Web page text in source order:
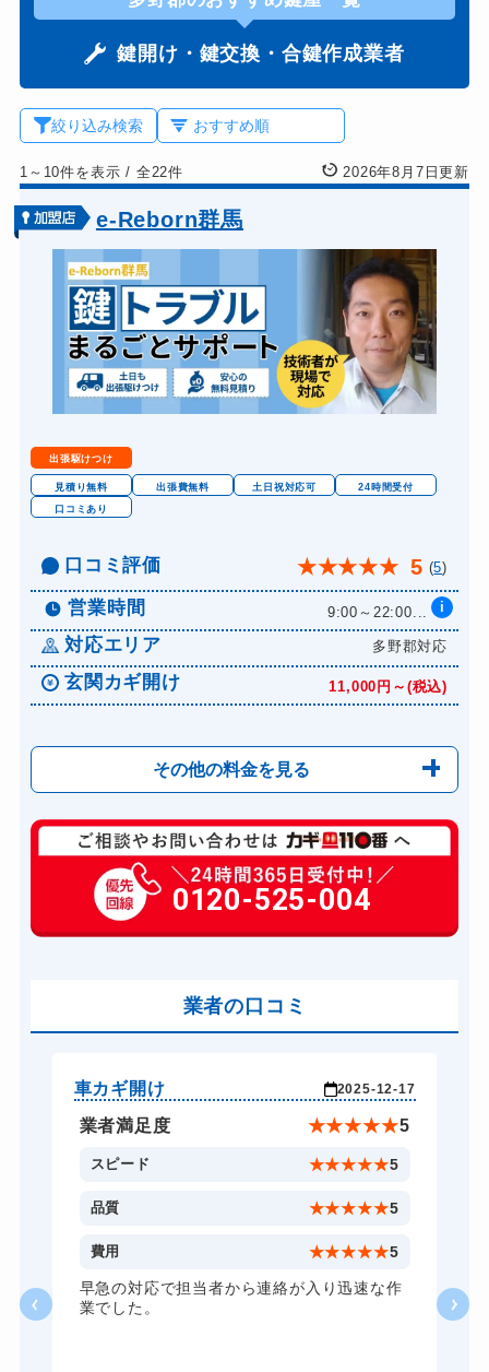
鍵開け・鍵交換・合鍵作成業者
絞り込み検索
1～10件を表示/ 全22件 2026年8月7日更新
e-Reborn群馬
出張駆けつけ
見積り無料 出張費無料 土日祝対応可
24時間受付
口コミあり
口コミ評価 ★★★★★ 5 (5)
営業時間 9:00～22:00... i
対応エリア 多野郡対応
玄関カギ開け 11,000円～(税込)
その他の料金を見る
玄関カギ修理 6,600円～(税込)
玄関カギ交換 14,300円～(税込)
車カギ開け 13,200円～(税込)
バイクカギ作成
金庫カギ開け 14,300円～(税込)...
金庫カギ修理 11,000円～(税込)
金庫カギ交換 11,000円～(税込)
ロッカーカギ開け 8,800円～(税込)
10,780円～(税込)
11,000円～(税込)
0120-525-004
業者の口コミ
車カギ開け 2025-12-17
業者満足度 ★★★★★5
スピード ★★★★★5
品質 ★★★★★5
費用 ★★★★★5
早急の対応で担当者から連絡が入り迅速な作
業でした。